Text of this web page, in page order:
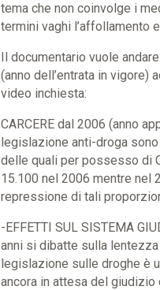
tema che non coinvolge i
termini vaghi l’affollamento
Il documentario vuole
(anno dell’entrata in
video inchiesta:
CARCERE dal 2006 (anno
legislazione anti-droga
delle quali per possesso di
15.100 nel 2006 mentre nel
repressione di tali
-EFFETTI SUL SISTEMA
anni si dibatte sulla
legislazione sulle droghe è
ancora in attesa del